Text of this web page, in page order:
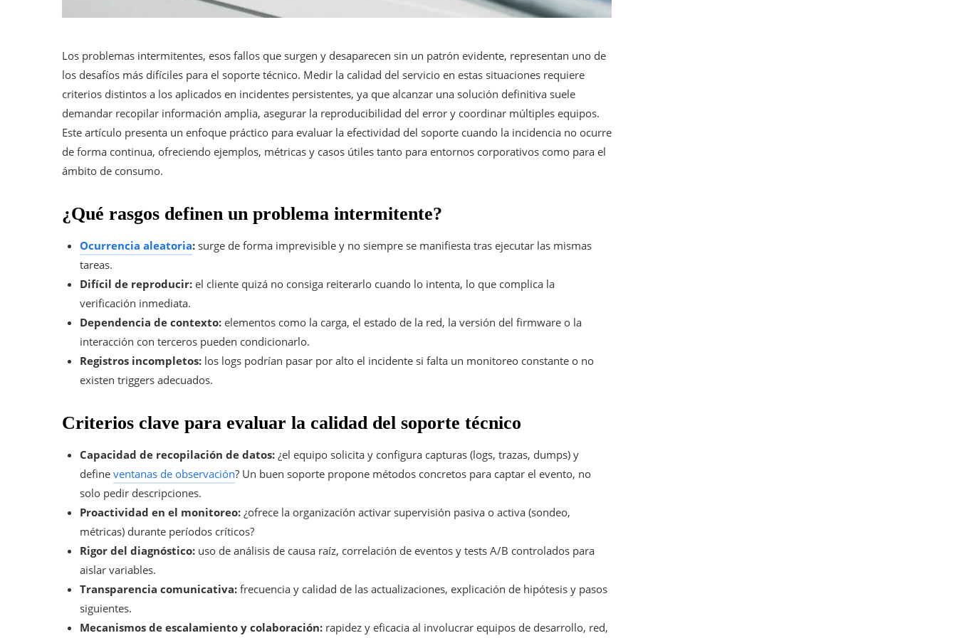
Los problemas intermitentes, esos fallos que surgen y desaparecen sin un patrón evidente, representan uno de
los desafíos más difíciles para el soporte técnico. Medir la calidad del servicio en estas situaciones requiere
criterios distintos a los aplicados en incidentes persistentes, ya que alcanzar una solución definitiva suele
demandar recopilar información amplia, asegurar la reproducibilidad del error y coordinar múltiples equipos.
Este artículo presenta un enfoque práctico para evaluar la efectividad del soporte cuando la incidencia no ocurre
de forma continua, ofreciendo ejemplos, métricas y casos útiles tanto para entornos corporativos como para el
ámbito de consumo.
¿Qué rasgos definen un problema intermitente?
Ocurrencia aleatoria: surge de forma imprevisible y no siempre se manifiesta tras ejecutar las mismas
tareas.
Difícil de reproducir: el cliente quizá no consiga reiterarlo cuando lo intenta, lo que complica la
verificación inmediata.
Dependencia de contexto: elementos como la carga, el estado de la red, la versión del firmware o la
interacción con terceros pueden condicionarlo.
Registros incompletos: los logs podrían pasar por alto el incidente si falta un monitoreo constante o no
existen triggers adecuados.
Criterios clave para evaluar la calidad del soporte técnico
Capacidad de recopilación de datos: ¿el equipo solicita y configura capturas (logs, trazas, dumps) y
define ventanas de observación? Un buen soporte propone métodos concretos para captar el evento, no
solo pedir descripciones.
Proactividad en el monitoreo: ¿ofrece la organización activar supervisión pasiva o activa (sondeo,
métricas) durante períodos críticos?
Rigor del diagnóstico: uso de análisis de causa raíz, correlación de eventos y tests A/B controlados para
aislar variables.
Transparencia comunicativa: frecuencia y calidad de las actualizaciones, explicación de hipótesis y pasos
siguientes.
Mecanismos de escalamiento y colaboración: rapidez y eficacia al involucrar equipos de desarrollo, red,